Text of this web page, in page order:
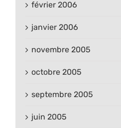
février 2006
janvier 2006
novembre 2005
octobre 2005
septembre 2005
juin 2005